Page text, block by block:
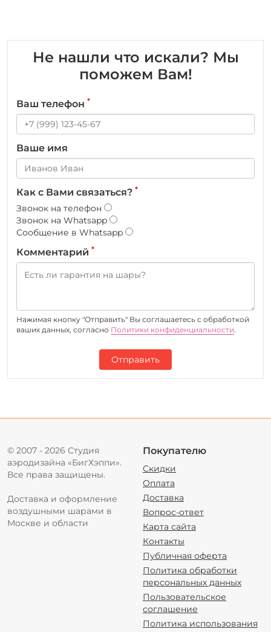
Не нашли что искали? Мы
поможем Вам!
Ваш телефон *
Ваше имя
Как с Вами связаться? *
Звонок на телефон
Звонок на Whatsapp
Сообщение в Whatsapp
Комментарий *
Нажимая кнопку "Отправить" Вы соглашаетесь c обработкой
ваших данных, согласно Политики конфиденциальности.
Отправить
© 2007 - 2026 Студия
аэродизайна «БигХэппи».
Все права защищены.
Доставка и оформление
воздушными шарами в
Москве и области
Покупателю
Скидки
Оплата
Доставка
Вопрос-ответ
Карта сайта
Контакты
Публичная оферта
Политика обработки
персональных данных
Пользовательское
соглашение
Политика использования